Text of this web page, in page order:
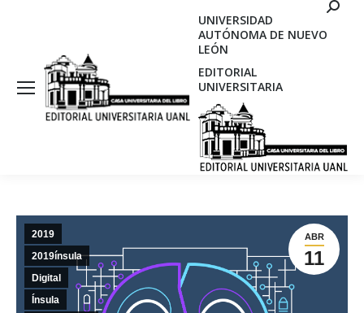
UNIVERSIDAD
AUTÓNOMA DE NUEVO
LEÓN
EDITORIAL
UNIVERSITARIA
ABR
11
2019
2019ínsula
Digital
Ínsula